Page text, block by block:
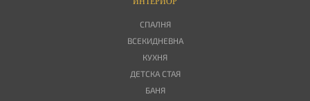
СПАЛНЯ
ВСЕКИДНЕВНА
КУХНЯ
ДЕТСКА СТАЯ
БАНЯ